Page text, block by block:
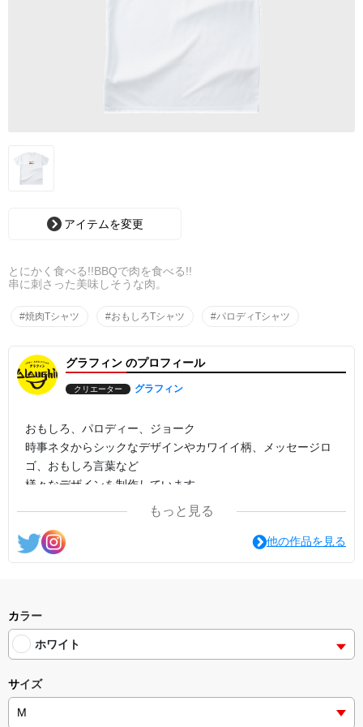
アイテムを変更
とにかく食べる!!BBQで肉を食べる!!
串に刺さった美味しそうな肉。
#焼肉Tシャツ #おもしろTシャツ #パロディTシャツ
グラフィン のプロフィール
クリエーター グラフィン
おもしろ、パロディー、ジョーク
時事ネタからシックなデザインやカワイイ柄、メッセージロ
ゴ、おもしろ言葉など
様々なデザインを制作しています。
もっと見る
他の作品を見る
カラー
ホワイト
サイズ